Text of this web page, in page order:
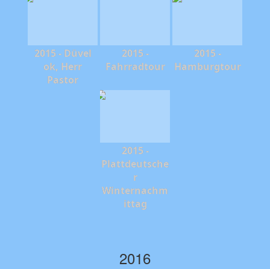
2015 - Düvel
ok, Herr
Pastor
2015 -
Fahrradtour
2015 -
Hamburgtour
2015 -
Plattdeutsche
r
Winternachm
ittag
2016